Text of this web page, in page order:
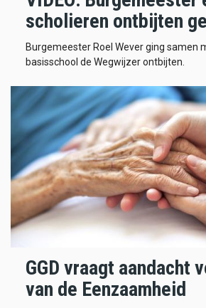
scholieren ontbijten
Burgemeester Roel Wever ging samen
basisschool de Wegwijzer ontbijten.
GGD vraagt aandacht
van de Eenzaamheid